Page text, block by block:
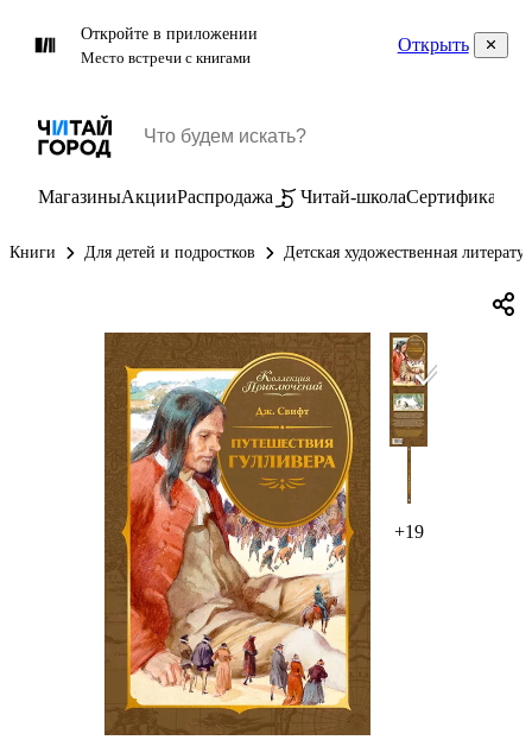
Откройте в приложении
Место встречи с книгами
Открыть
МагазиныАкцииРаспродажа Читай-школаСертификаты
Книги Для детей и подростков Детская художественная
+19